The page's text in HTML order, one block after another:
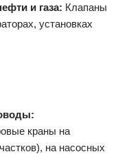
и газа: Клапаны
установках
краны на
на насосных